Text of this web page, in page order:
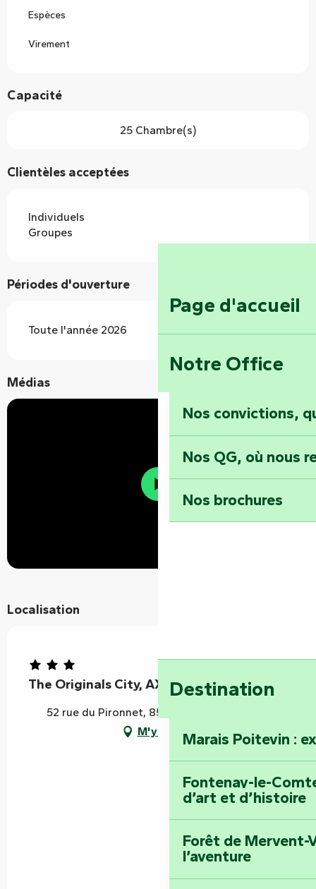
Page d'accueil
Notre Office
Nos convictions,
Nos QG, où nous
Nos brochures
Destination
Marais Poitevin :
Fontenay-le-
d’art et d’histoire
Forêt de Mervent-
l’aventure
Espèces
Virement
Capacité
25 Chambre(s)
Clientèles acceptées
Individuels
Groupes
Périodes d'ouverture
Toute l'année 2026
Médias
Localisation
The Originals City, AX Hôtel
52 rue du Pironnet, 85120 La Châtaigneraie
M'y rendre